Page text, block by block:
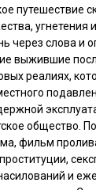
путешествие
угнетения
через слова и
выжившие
реалиях,
общество.
фильм
и